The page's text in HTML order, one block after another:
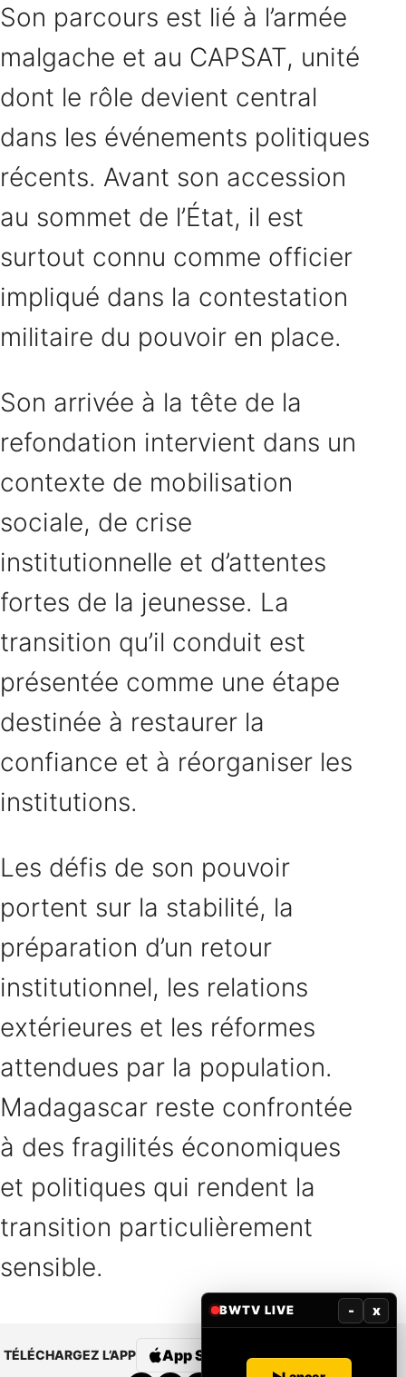
Son parcours est lié à l’armée
malgache et au CAPSAT, unité
dont le rôle devient central
dans les événements politiques
récents. Avant son accession
au sommet de l’État, il est
surtout connu comme officier
impliqué dans la contestation
militaire du pouvoir en place.
Son arrivée à la tête de la
refondation intervient dans un
contexte de mobilisation
sociale, de crise
institutionnelle et d’attentes
fortes de la jeunesse. La
transition qu’il conduit est
présentée comme une étape
destinée à restaurer la
confiance et à réorganiser les
institutions.
Les défis de son pouvoir
portent sur la stabilité, la
préparation d’un retour
institutionnel, les relations
extérieures et les réformes
attendues par la population.
Madagascar reste confrontée
à des fragilités économiques
et politiques qui rendent la
transition particulièrement
sensible.
TÉLÉCHARGEZ L’APP App Store Google Play
BWTV LIVE - x